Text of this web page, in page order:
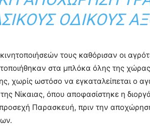
ΟΔΙΚΟΎΣ
τους καθόρισαν οι
στα μπλόκα όλης της
χωρίς ωστόσο να εγκαταλείπεται ο
της Νίκαιας, όπου αποφασίστηκε η
Παρασκευή, πριν την